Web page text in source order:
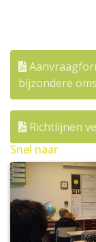
bijzondere
Richtlijnen
Snel naar